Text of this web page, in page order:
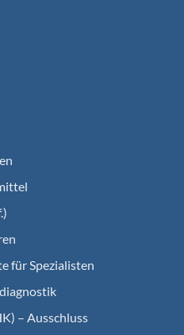
für Spezialisten
– Ausschluss